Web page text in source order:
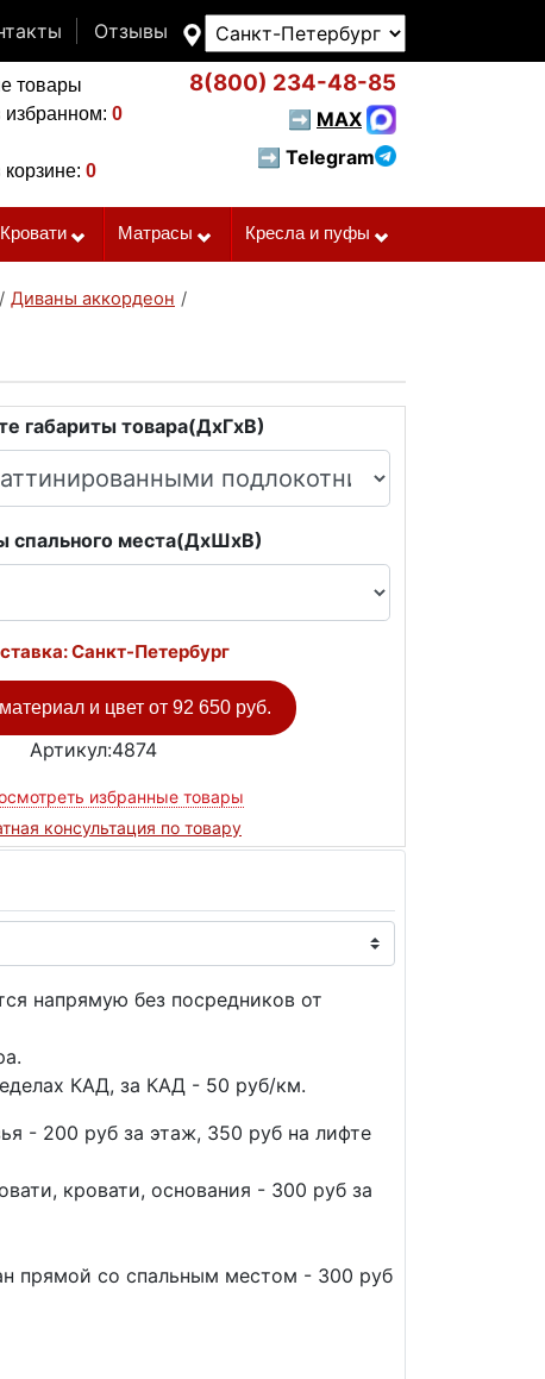
Отзывы
товары
избранном: 0
0
8(800) 234-48-85
➡ MAX
➡ Telegram
Кровати Матрасы Кресла и пуфы
/ Диваны аккордеон /
габариты товара(ДxГxВ)
спального места(ДxШxВ)
Санкт-Петербург
и цвет от 92 650 руб.
Артикул:4874
избранные товары
консультация по товару
напрямую без посредников от
КАД, за КАД - 50 руб/км.
- 200 руб за этаж, 350 руб на лифте
кровати, основания - 300 руб за
прямой со спальным местом - 300 руб